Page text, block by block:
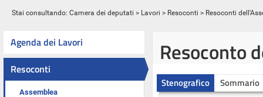
Stai consultando: Camera dei deputati > Lavori > Resoconti > Resoconti
Agenda dei Lavori
Resoconti
Assemblea
Resoconto
Stenografico Sommario